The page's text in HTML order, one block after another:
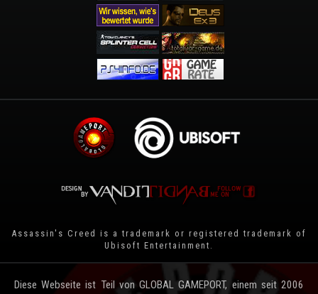
Assassin's Creed is a trademark or registered trademark of
Ubisoft Entertainment
Diese Webseite ist Teil von GLOBAL GAMEPORT, einem seit 2006